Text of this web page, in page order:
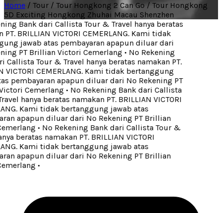
Home / Tour / Tour Hongkong 2 Can Go / Tour Hongkong
5D Exciting Hongkong Zhuhai Macau Shenzhen
Bank dari Callista Tour & Travel hanya beratas
BRILLIAN VICTORI CEMERLANG. Kami tidak
jawab atas pembayaran apapun diluar dari
PT Brillian Victori Cemerlang• No Rekening
Callista Tour & Travel hanya beratas namakan PT.
VICTORI CEMERLANG. Kami tidak bertanggung
pembayaran apapun diluar dari No Rekening PT
Cemerlang• No Rekening Bank dari Callista
hanya beratas namakan PT. BRILLIAN VICTORI
Kami tidak bertanggung jawab atas
apapun diluar dari No Rekening PT Brillian
• No Rekening Bank dari Callista Tour &
beratas namakan PT. BRILLIAN VICTORI
Kami tidak bertanggung jawab atas
apapun diluar dari No Rekening PT Brillian
•